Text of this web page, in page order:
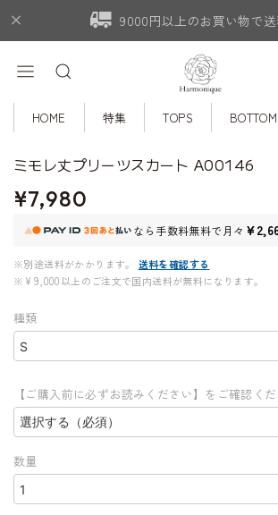
9000円以上のお買い物で
HOME 特集 TOPS
ミモレ丈プリーツスカート A00146
¥7,980
なら 手数料無料で月々
※別途送料がかかります。
送料を確認する
※¥9,000以上のご注文で国内送料が無料になります。
種類
【ご購入前に必ずお読みください】をご確認くだ
数量